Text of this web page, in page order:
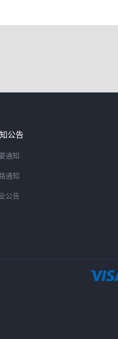
公告
通知
通知
公告